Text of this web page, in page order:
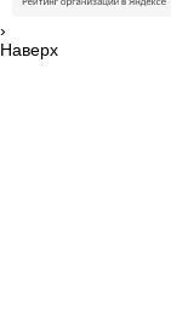
›
Наверх